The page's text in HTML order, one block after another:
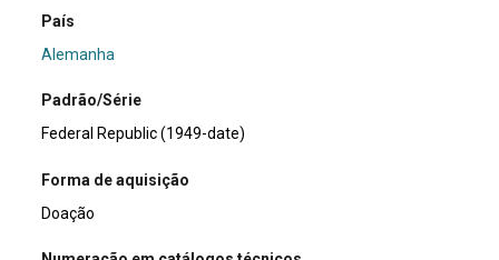
País
Alemanha
Padrão/Série
Federal Republic (1949-date)
Forma de aquisição
Doação